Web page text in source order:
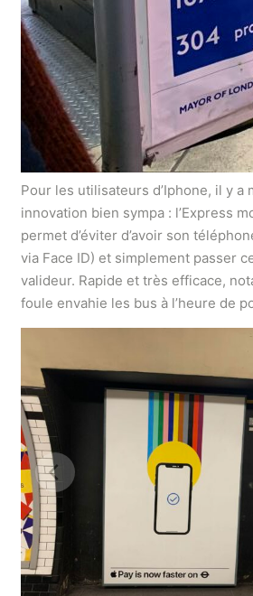
Pour les utilisateurs d’Iphone, il y a
innovation bien sympa : l’Express
permet d’éviter d’avoir son
via Face ID) et simplement passer
valideur. Rapide et très efficace,
foule envahie les bus à l’heure de